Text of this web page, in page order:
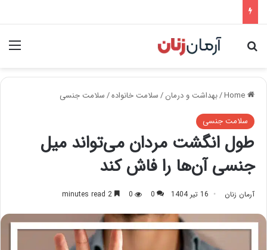
Search for
/بهداشت و درمان/سلامت خانواده/سلامت جنسی
سلامت جنسی
طول انگشت مردان می‌تواند میل
جنسی آن‌ها را فاش کند
آرمان زنان 16 تیر 1404 0
0